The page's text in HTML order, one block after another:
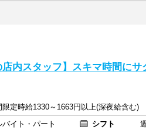
店内スタッフ】スキマ時間に
限定時給1330～1663円以上(深夜給含む)
バイト・パート シフト